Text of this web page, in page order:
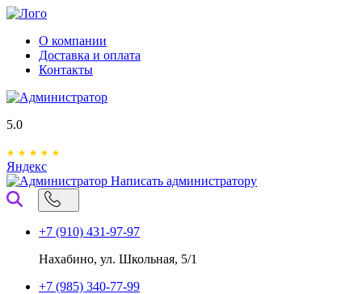
О компании
Доставка и оплата
Контакты
5.0
Яндекс
Написать администратору
+7 (910) 431-97-97
Нахабино, ул. Школьная, 5/1
+7 (985) 340-77-99